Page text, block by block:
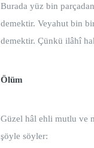
Burada yüz bin
demektir. Veyahut bin
demektir. Çünkü ilâhî
Ölüm
Güzel hâl ehli mutlu ve
şöyle söyler: